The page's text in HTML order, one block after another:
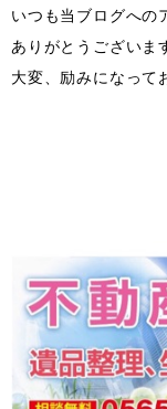
いつも当ブログへの
ありがとうございま
大変、励みになって